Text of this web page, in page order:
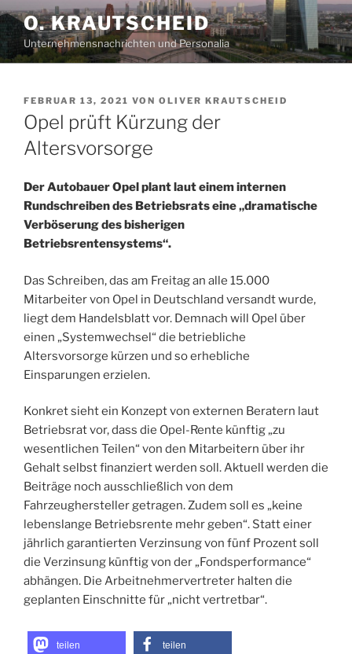
Zum
Inhalt
springen
O. KRAUTSCHEID
Unternehmensnachrichten und Personalia
VERÖFFENTLICHT
AM
FEBRUAR 13, 2021 VON OLIVER KRAUTSCHEID
Opel prüft Kürzung der
Altersvorsorge
Der Autobauer Opel plant laut einem internen
Rundschreiben des Betriebsrats eine „dramatische
Verböserung des bisherigen
Betriebsrentensystems“.
Das Schreiben, das am Freitag an alle 15.000
Mitarbeiter von Opel in Deutschland versandt wurde,
liegt dem Handelsblatt vor. Demnach will Opel über
einen „Systemwechsel“ die betriebliche
Altersvorsorge kürzen und so erhebliche
Einsparungen erzielen.
Konkret sieht ein Konzept von externen Beratern laut
Betriebsrat vor, dass die Opel-Rente künftig „zu
wesentlichen Teilen“ von den Mitarbeitern über ihr
Gehalt selbst finanziert werden soll. Aktuell werden die
Beiträge noch ausschließlich von dem
Fahrzeughersteller getragen. Zudem soll es „keine
lebenslange Betriebsrente mehr geben“. Statt einer
jährlich garantierten Verzinsung von fünf Prozent soll
die Verzinsung künftig von der „Fondsperformance“
abhängen. Die Arbeitnehmervertreter halten die
geplanten Einschnitte für „nicht vertretbar“.
teilen teilen